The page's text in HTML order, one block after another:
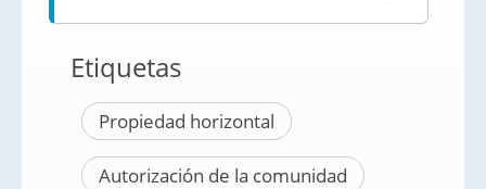
Etiquetas
Propiedad horizontal
Autorización de la comunidad